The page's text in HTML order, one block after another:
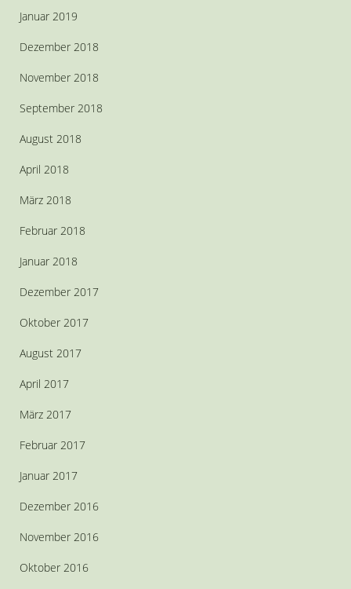
Januar 2019
Dezember 2018
November 2018
September 2018
August 2018
April 2018
März 2018
Februar 2018
Januar 2018
Dezember 2017
Oktober 2017
August 2017
April 2017
März 2017
Februar 2017
Januar 2017
Dezember 2016
November 2016
Oktober 2016